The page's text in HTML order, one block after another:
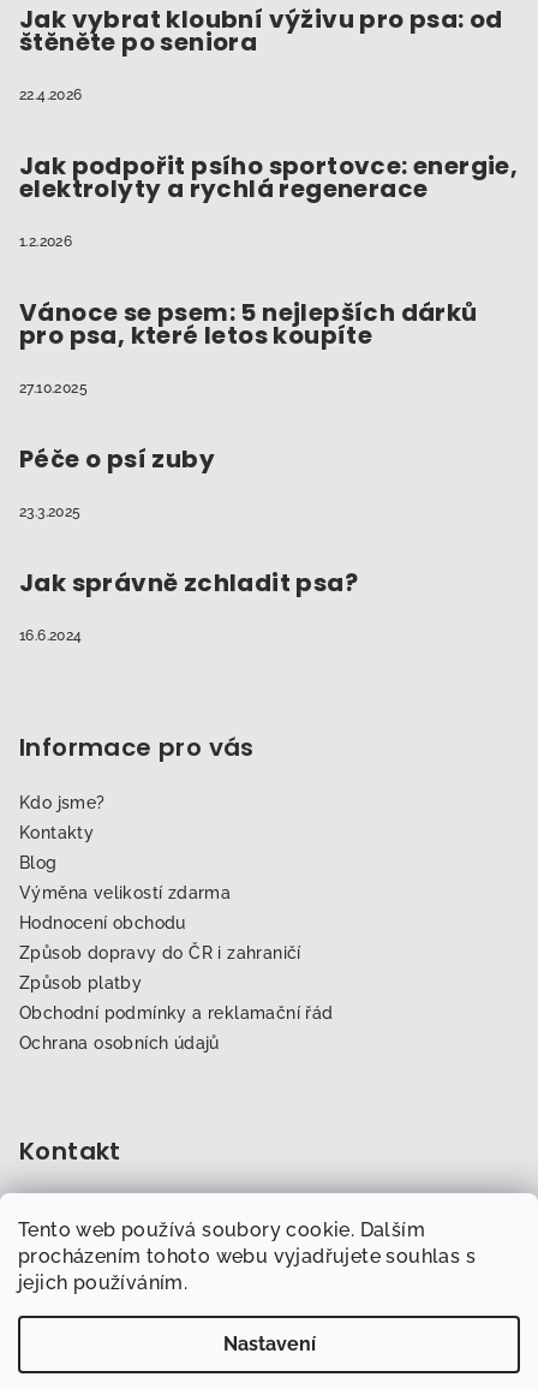
Tento web používá soubory cookie. Dalším
procházením tohoto webu vyjadřujete souhlas s
jejich používáním.
Nastavení
Jak vybrat kloubní výživu pro psa: od
štěněte po seniora
22.4.2026
Jak podpořit psího sportovce: energie,
elektrolyty a rychlá regenerace
1.2.2026
Vánoce se psem: 5 nejlepších dárků
pro psa, které letos koupíte
27.10.2025
Péče o psí zuby
23.3.2025
Jak správně zchladit psa?
16.6.2024
Informace pro vás
Kdo jsme?
Kontakty
Blog
Výměna velikostí zdarma
Hodnocení obchodu
Způsob dopravy do ČR i zahraničí
Způsob platby
Obchodní podmínky a reklamační řád
Ochrana osobních údajů
Kontakt
702 007 759